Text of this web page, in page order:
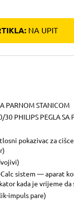
NA UPIT
PARNOM STANICOM
30 PHILIPS PEGLA SA
pokazivac za
Calc sistem — aparat
kada je vrijeme da
impuls pare)